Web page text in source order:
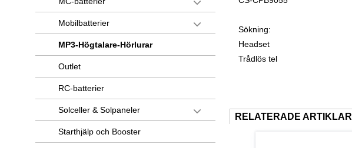
Mobilbatterier
MP3-Högtalare-Hörlurar
Outlet
RC-batterier
Solceller & Solpaneler
Starthjälp och Booster
Sökning:
Headset
Trådlös tel
RELATERADE ARTIKLAR